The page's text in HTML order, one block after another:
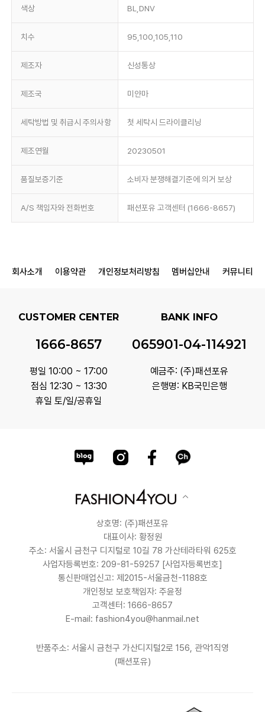
색상 BL,DNV
치수 95,100,105,110
제조자 신성통상
제조국 미얀마
세탁방법 및 취급시 주의사항 첫 세탁시 드라이클리닝
제조연월 20230501
품질보증기준 소비자 분쟁해결기준에 의거 보상
A/S 책임자와 전화번호 패션포유 고객센터 (1666-8657)
회사소개 이용약관 개인정보처리방침 멤버십안내 커뮤니티
CUSTOMER CENTER
1666-8657
평일 10:00 ~ 17:00
점심 12:30 ~ 13:30
휴일 토/일/공휴일
BANK INFO
065901-04-114921
예금주: (주)패션포유
은행명: KB국민은행
상호명: (주)패션포유
대표이사: 황정원
주소: 서울시 금천구 디지털로 10길 78 가산테라타워 625호
사업자등록번호: 209-81-59257 [사업자등록번호]
통신판매업신고: 제2015-서울금천-1188호
개인정보 보호책임자: 주윤정
고객센터: 1666-8657
E-mail: fashion4you@hanmail.net
반품주소: 서울시 금천구 가산디지털2로 156, 관악1직영
(패션포유)